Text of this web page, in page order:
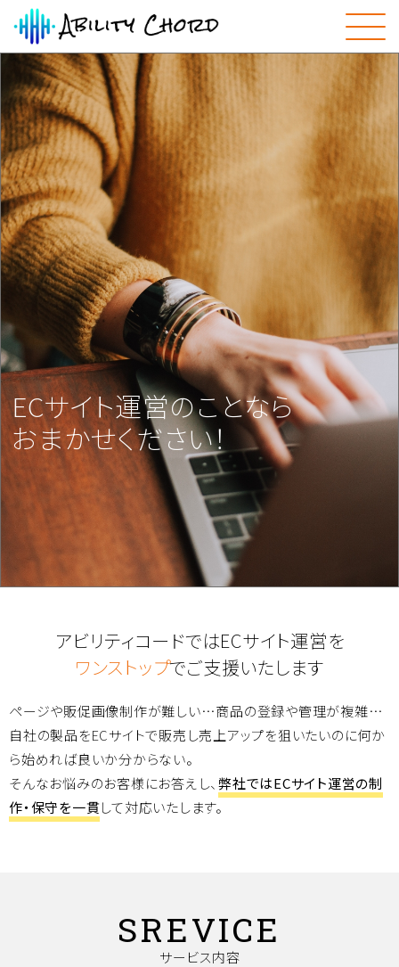
ECサイト運営のことなら
おまかせください！
アビリティコードではECサイト運営を
ワンストップでご支援いたします
ページや販促画像制作が難しい…商品の登録や管理が複雑…
自社の製品をECサイトで販売し売上アップを狙いたいのに何か
ら始めれば良いか分からない。
そんなお悩みのお客様にお答えし、弊社ではECサイト運営の制
作・保守を一貫して対応いたします。
SREVICE
サービス内容